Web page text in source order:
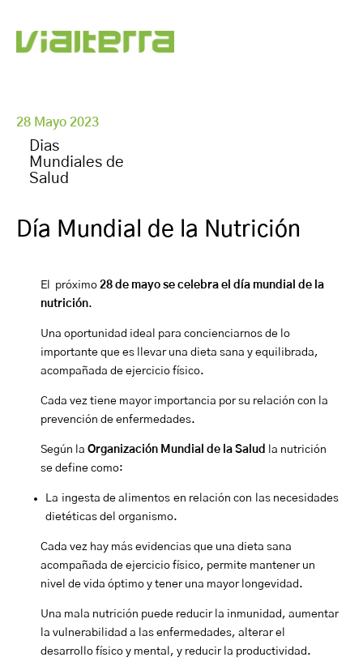
Dias
Mundiales de
Salud
28 Mayo 2023
Día Mundial de la Nutrición
El próximo 28 de mayo se celebra el día mundial de la
nutrición.
Una oportunidad ideal para concienciarnos de lo
importante que es llevar una dieta sana y equilibrada,
acompañada de ejercicio físico.
Cada vez tiene mayor importancia por su relación con la
prevención de enfermedades.
Según la Organización Mundial de la Salud
la nutrición
se define como:
La ingesta de alimentos en relación con las necesidades
dietéticas del organismo.
Cada vez hay más evidencias que una dieta sana
acompañada de ejercicio físico, permite mantener un
nivel de vida óptimo y tener una mayor longevidad.
Una mala nutrición puede reducir la inmunidad, aumentar
la vulnerabilidad a las enfermedades, alterar el
desarrollo físico y mental, y reducir la productividad.